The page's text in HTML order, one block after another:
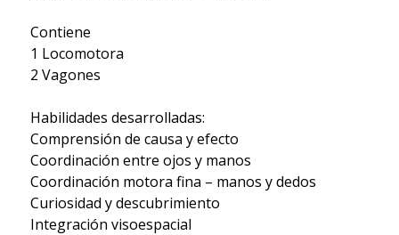
Contiene
1 Locomotora
2 Vagones
Habilidades desarrolladas:
Comprensión de causa y efecto
Coordinación entre ojos y manos
Coordinación motora fina – manos y dedos
Curiosidad y descubrimiento
Integración visoespacial